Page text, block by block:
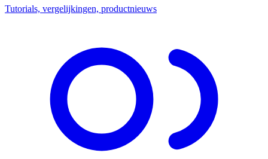
Tutorials, vergelijkingen, productnieuws